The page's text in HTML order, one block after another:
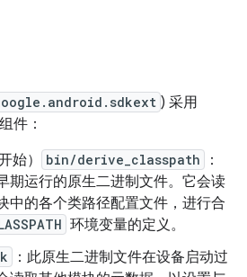
) 采用
件：
始）
bin/derive_classpath
：
期运行的原生二进制文件。它会读
中的各个类路径配置文件，进行合
环境变量的定义。
：此原生二进制文件在设备启动过